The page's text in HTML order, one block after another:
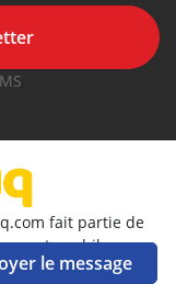
le message
fait partie de
automobiles en